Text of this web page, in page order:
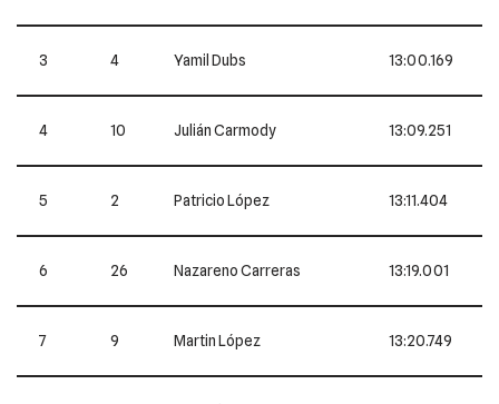
3 4 Yamil Dubs 13:00.169
4 10 Julián Carmody 13:09.251
5 2 Patricio López 13:11.404
6 26 Nazareno Carreras 13:19.001
7 9 Martin López 13:20.749